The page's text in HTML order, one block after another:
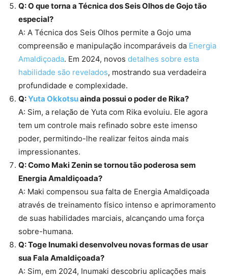
Q: O que torna a Técnica dos Seis Olhos de Gojo tão
especial?
A: A Técnica dos Seis Olhos permite a Gojo uma
compreensão e manipulação incomparáveis da Energia
Amaldiçoada. Em 2024, novos detalhes sobre esta
habilidade são revelados, mostrando sua verdadeira
profundidade e complexidade.
Q:Yuta Okkotsuainda possui o poder de Rika?
A: Sim, a relação de Yuta com Rika evoluiu. Ele agora
tem um controle mais refinado sobre este imenso
poder, permitindo-lhe realizar feitos ainda mais
impressionantes.
Q: Como Maki Zenin se tornou tão poderosa sem
Energia Amaldiçoada?
A: Maki compensou sua falta de Energia Amaldiçoada
através de treinamento físico intenso e aprimoramento
de suas habilidades marciais, alcançando uma força
sobre-humana.
Q: Toge Inumaki desenvolveu novas formas de usar
sua Fala Amaldiçoada?
A: Sim, em 2024, Inumaki descobriu aplicações mais